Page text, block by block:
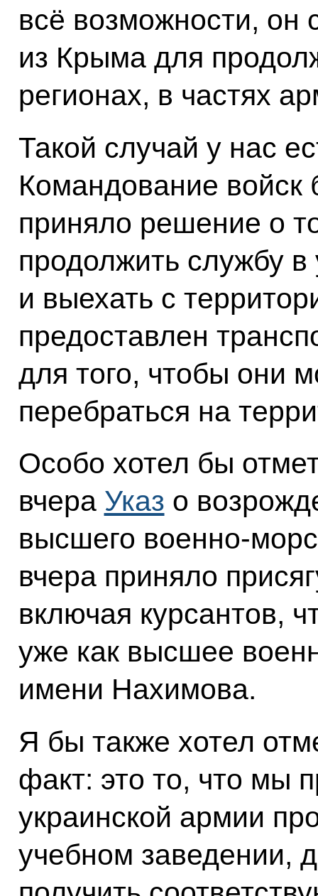
всё возможности, он
из Крыма для
регионах, в частях
Такой случай у нас
Командование войск
приняло решение о
продолжить службу
и выехать с
предоставлен
для того, чтобы они
перебраться на
Особо хотел бы
вчера Указ о
высшего военно-
вчера приняло
включая курсантов,
уже как высшее
имени Нахимова.
Я бы также хотел
факт: это то, что мы
украинской армии
учебном заведении,